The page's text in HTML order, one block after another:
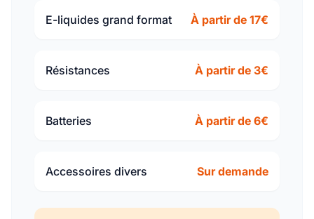
E-liquides grand format À partir de 17€
Résistances À partir de 3€
Batteries À partir de 6€
Accessoires divers Sur demande